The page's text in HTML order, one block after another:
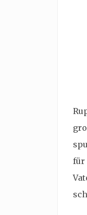
für